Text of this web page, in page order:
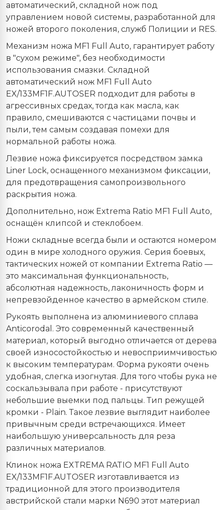
автоматический, складной нож под
управлением новой системы, разработанной для
ножей второго поколения, служб Полиции и RES.
Механизм ножа MF1 Full Auto, гарантирует работу
в "сухом режиме", без необходимости
использования смазки. Складной
автоматический нож MF1 Full Auto
EX/133MF1F.AUTOSER подходит для работы в
агрессивных средах, тогда как масла, как
правило, смешиваются с частицами почвы и
пыли, тем самым создавая помехи для
нормальной работы ножа.
Лезвие ножа фиксируется посредством замка
Liner Lock, оснащенного механизмом фиксации,
для предотвращения самопроизвольного
раскрытия ножа.
Дополнительно, нож Extrema Ratio MF1 Full Auto,
оснащён клипсой и стеклобоем.
Ножи складные всегда были и остаются номером
один в мире холодного оружия. Серия боевых,
тактических ножей от компании Extrema Ratio —
это максимальная функциональность,
абсолютная надежность, лаконичность форм и
непревзойденное качество в армейском стиле.
Рукоять выполнена из алюминиевого сплава
Anticorodal. Это современный качественный
материал, который выгодно отличается от дерева
своей износостойкостью и невосприимчивостью
к высоким температурам. Форма рукояти очень
удобная, слегка изогнутая. Для того чтобы рука не
соскальзывала при работе - присутствуют
небольшие выемки под пальцы. Тип режущей
кромки - Plain. Такое лезвие выглядит наиболее
привычным среди встречающихся. Имеет
наибольшую универсальность для реза
различных материалов.
Клинок ножа EXTREMA RATIO MF1 Full
Auto
EX/133MF1F.AUTOSER изготавливается из
традиционной для этого производителя
австрийской стали марки N690 этот материал